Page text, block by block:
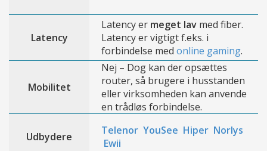
Latency
Latency er meget lav med fiber.
Latency er vigtigt f.eks. i
forbindelse med online gaming.
Mobilitet
Nej – Dog kan der opsættes
router, så brugere i husstanden
eller virksomheden kan anvende
en trådløs forbindelse.
Udbydere Telenor YouSee Hiper Norlys
Ewii